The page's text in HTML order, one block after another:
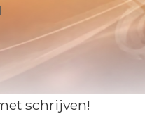
schrijven!